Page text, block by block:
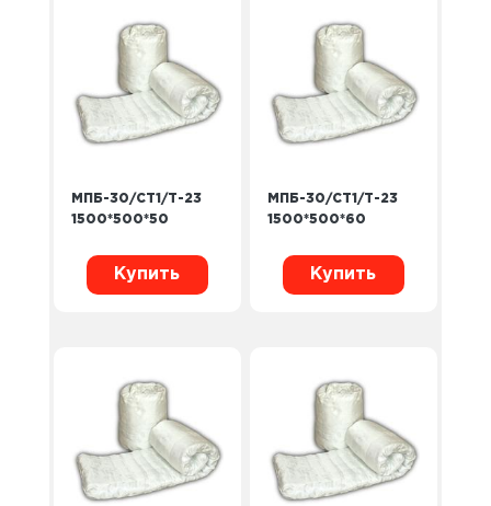
МПБ-30/СТ1/Т-23
1500*500*50
Купить
МПБ-30/СТ1/Т-23
1500*500*60
Купить